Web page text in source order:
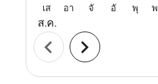
เส
ส.ค.
อา จั อั พุ
chevron_left chevron_right